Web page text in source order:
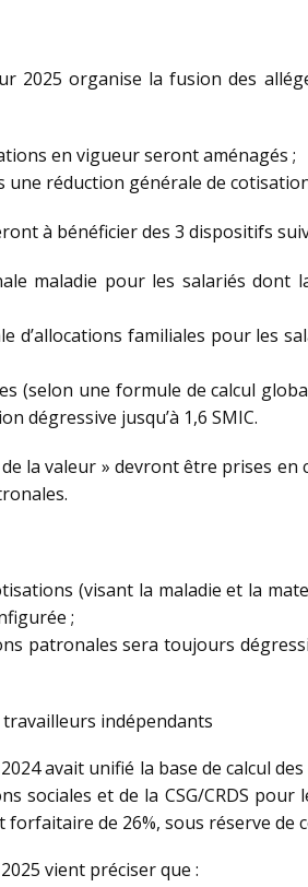
2025 organise la fusion des
en vigueur seront aménagés ;
réduction générale de
à bénéficier des 3 dispositifs
maladie pour les salariés dont
familiales pour les
(selon une formule de calcul
dégressive jusqu’à 1,6 SMIC.
la valeur » devront être prises
(visant la maladie et la
;
patronales sera toujours
indépendants
avait unifié la base de calcul
sociales et de la CSG/CRDS
de 26%, sous réserve de
vient préciser que :